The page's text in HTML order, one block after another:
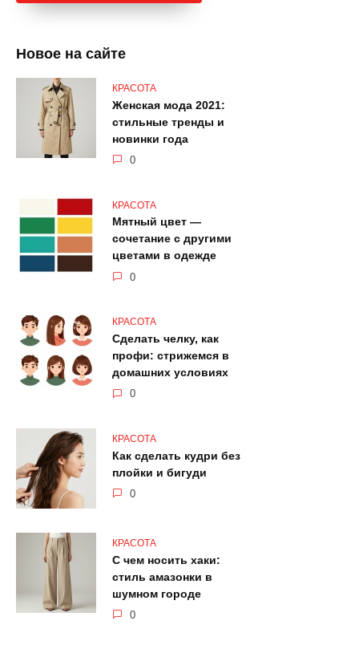
Новое на сайте
КРАСОТА
Женская мода 2021:
стильные тренды и
новинки года
0
КРАСОТА
Мятный цвет —
сочетание с другими
цветами в одежде
0
КРАСОТА
Сделать челку, как
профи: стрижемся в
домашних условиях
0
КРАСОТА
Как сделать кудри без
плойки и бигуди
0
КРАСОТА
С чем носить хаки:
стиль амазонки в
шумном городе
0